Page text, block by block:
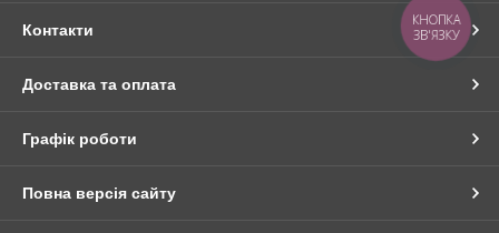
Контакти
Доставка та оплата
Графік роботи
Повна версія сайту
КНОПКА
ЗВ'ЯЗКУ